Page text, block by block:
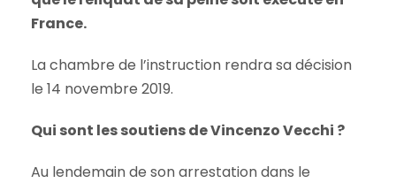
France.
La chambre de l’instruction rendra sa décision
le 14 novembre 2019.
Qui sont les soutiens de Vincenzo Vecchi ?
Au lendemain de son arrestation dans le